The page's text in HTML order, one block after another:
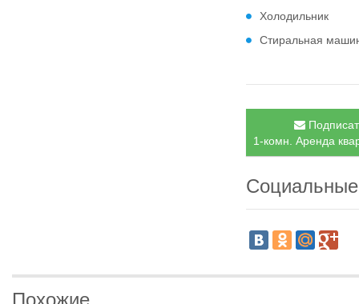
Холодильник
Стиральная
1-комн. Аренда
Похожие